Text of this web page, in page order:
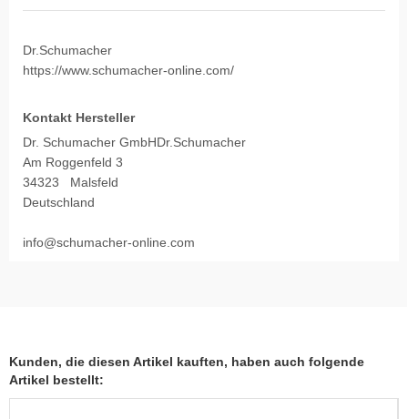
Dr.Schumacher
https://www.schumacher-online.com/
Kontakt Hersteller
Dr. Schumacher GmbHDr.Schumacher
Am Roggenfeld 3
34323 Malsfeld
Deutschland
info@schumacher-online.com
Kunden, die diesen Artikel kauften, haben auch folgende
Artikel bestellt: